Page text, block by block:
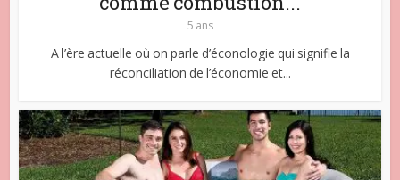
5 ans
A l’ère actuelle où on parle d’éconologie qui signifie la
réconciliation de l’économie et...